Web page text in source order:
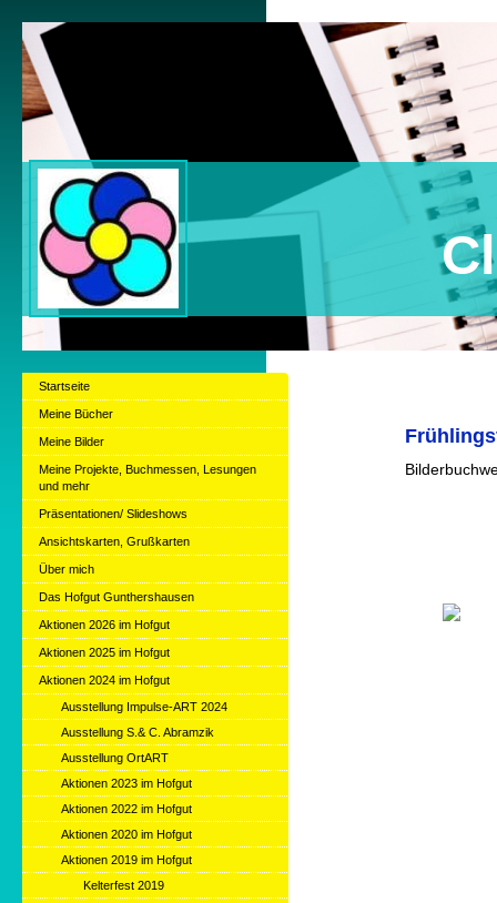
Claudia
Startseite
Meine Bücher
Meine Bilder
Meine Projekte, Buchmessen, Lesungen
und mehr
Präsentationen/ Slideshows
Ansichtskarten, Grußkarten
Über mich
Das Hofgut Gunthershausen
Aktionen 2026 im Hofgut
Aktionen 2025 im Hofgut
Aktionen 2024 im Hofgut
Ausstellung Impulse-ART 2024
Ausstellung S.& C. Abramzik
Ausstellung OrtART
Aktionen 2023 im Hofgut
Aktionen 2022 im Hofgut
Aktionen 2020 im Hofgut
Aktionen 2019 im Hofgut
Kelterfest 2019